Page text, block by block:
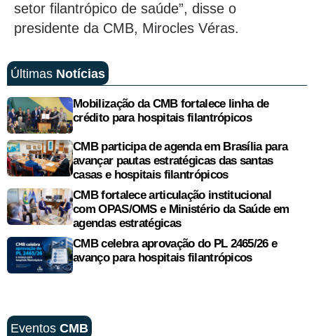
setor filantrópico de saúde”, disse o
presidente da CMB, Mirocles Véras.
Últimas Notícias
Mobilização da CMB fortalece linha de
crédito para hospitais filantrópicos
CMB participa de agenda em Brasília para
avançar pautas estratégicas das santas
casas e hospitais filantrópicos
CMB fortalece articulação institucional
com OPAS/OMS e Ministério da Saúde em
agendas estratégicas
CMB celebra aprovação do PL 2465/26 e
avanço para hospitais filantrópicos
Eventos CMB